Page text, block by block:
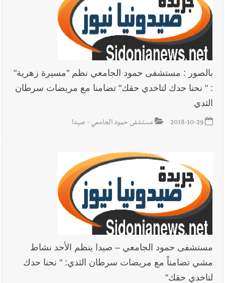
بالصور : مستشفى حمود الجامعي نظم "مسيرة زهرية"
: " نحنا حدك لتاخدي حقك" تضامنا مع مريضات سرطان
الثدي
2018-10-29 مستشفى حمود الجامعي - صيدا
مستشفى حمود الجامعي – صيدا ينظم الأحد نشاط
مشي تضامناً مع مريضات سرطان الثدي: " نحنا حدك
لتاخدي حقك"